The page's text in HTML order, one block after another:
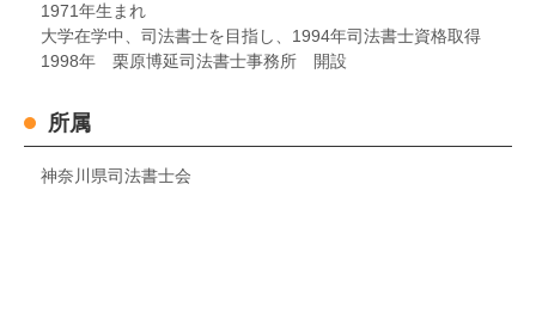
1971年生まれ
大学在学中、司法書士を目指し、1994年司法書士資格取得
1998年 栗原博延司法書士事務所 開設
所属
神奈川県司法書士会